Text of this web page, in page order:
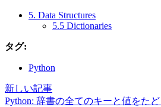
5. Data Structures
5.5 Dictionaries
タグ:
Python
新しい記事
Python: 辞書の全てのキーと値をたど